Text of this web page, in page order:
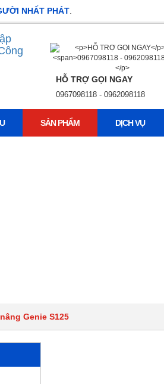
NHẤT PHÁT
HỖ TRỢ GỌI NGAY
0967098118 - 0962098118
SẢN PHẨM DỊCH VỤ
Genie S125